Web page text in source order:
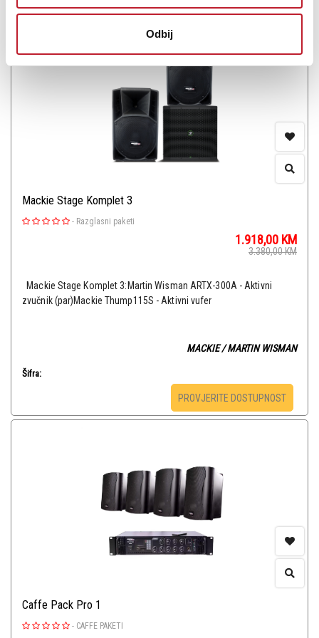
Odbij
Mackie Stage Komplet 3
- Razglasni paketi
1.918,00 KM
3.380,00KM
Mackie Stage Komplet 3:Martin Wisman ARTX-300A - Aktivni
zvučnik (par)Mackie Thump115S - Aktivni vufer
MACKIE / MARTIN WISMAN
Šifra:
PROVJERITE DOSTUPNOST
Caffe Pack Pro 1
- CAFFE PAKETI